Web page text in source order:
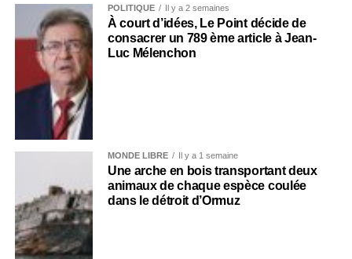
POLITIQUE Il y a 2 semaines
À court d’idées, Le Point décide de
consacrer un 789 ème article à Jean-
Luc Mélenchon
MONDE LIBRE Il y a 1 semaine
Une arche en bois transportant deux
animaux de chaque espèce coulée
dans le détroit d’Ormuz